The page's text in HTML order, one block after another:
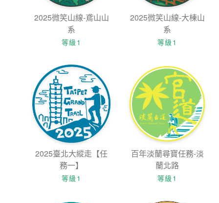
2025微笑山線-鳶山山
系
等級1
2025微笑山線-大棟山
系
等級1
2025臺北大縱走【任
務一】
等級1
百年淡蘭尋寶任務-淡
蘭北路
等級1